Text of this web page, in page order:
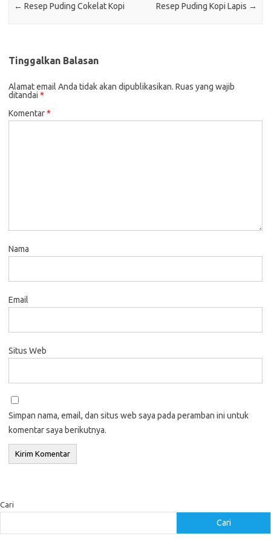
← Resep Puding Cokelat Kopi Resep Puding Kopi Lapis →
Tinggalkan Balasan
Alamat email Anda tidak akan dipublikasikan. Ruas yang wajib
ditandai *
Komentar*
Nama
Email
Situs Web
Simpan nama, email, dan situs web saya pada peramban ini untuk
komentar saya berikutnya.
Cari
Cari